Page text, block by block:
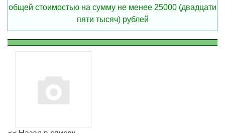
общей стоимостью на сумму не менее 25000 (двадцати
пяти тысяч) рублей